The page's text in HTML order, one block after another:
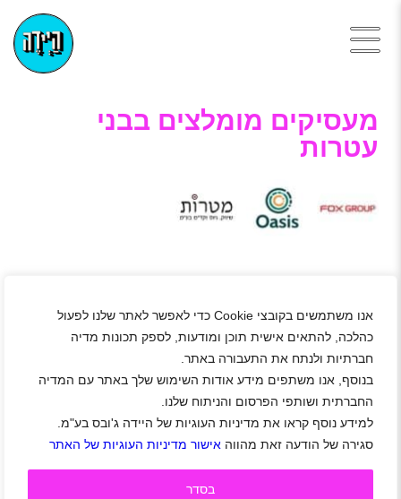
אנו משתמשים בקובצי Cookie כדי לאפשר לאתר שלנו לפעול
כהלכה, להתאים אישית תוכן ומודעות, לספק תכונות מדיה
חברתיות ולנתח את התעבורה באתר.
בנוסף, אנו משתפים מידע אודות השימוש שלך באתר עם המדיה
החברתית ושותפי הפרסום והניתוח שלנו.
למידע נוסף קראו את מדיניות העוגיות של היידה ג'ובס בע"מ.
סגירה של הודעה זאת מהווה אישור מדיניות העוגיות של האתר
בסדר
מעסיקים מומלצים בבני
עטרות
המשרה הכי שווה בנתבג
ממוצע שכר 70 שח לשעה
פלוס הסעות מהבית
דרושים/ות קופאים/ות
וסדרנים/ות לדיוטי פרי
כולל הסעות מאזורים
שונים בארץ